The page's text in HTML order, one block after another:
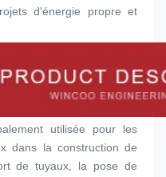
d'énergie propre et
utilisée pour les
dans la construction de
de tuyaux, la pose de